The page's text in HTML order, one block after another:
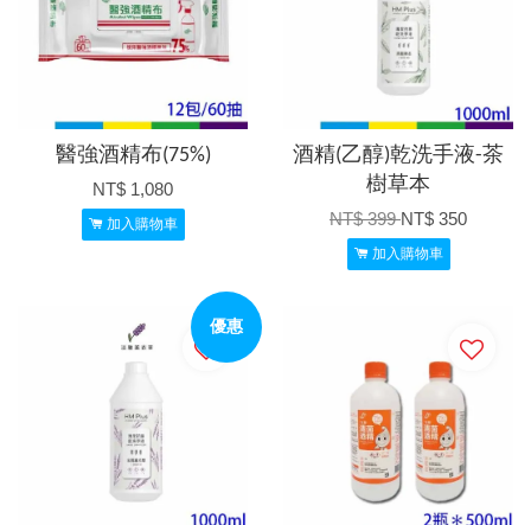
醫強酒精布(75%)
NT$ 1,080
加入購物車
酒精(乙醇)乾洗手液-茶
樹草本
NT$ 399NT$ 350
加入購物車
優惠